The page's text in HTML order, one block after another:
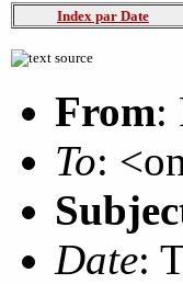
Index par Date
From:
To:
Date: